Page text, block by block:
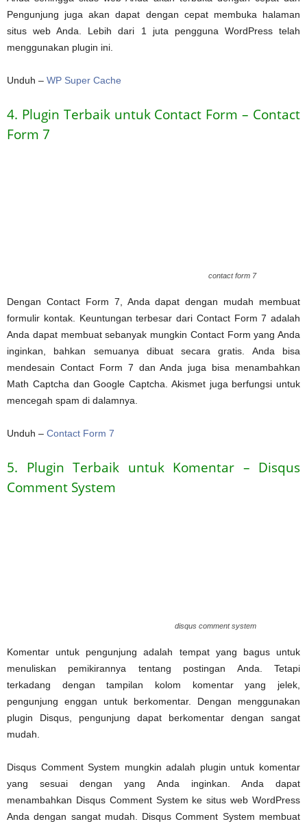
Pengunjung juga akan dapat dengan cepat membuka halaman
situs web Anda. Lebih dari 1 juta pengguna WordPress telah
menggunakan plugin ini.
Unduh – WP Super Cache
4. Plugin Terbaik untuk Contact Form – Contact
Form 7
contact form 7
Dengan Contact Form 7, Anda dapat dengan mudah membuat
formulir kontak. Keuntungan terbesar dari Contact Form 7 adalah
Anda dapat membuat sebanyak mungkin Contact Form yang Anda
inginkan, bahkan semuanya dibuat secara gratis. Anda bisa
mendesain Contact Form 7 dan Anda juga bisa menambahkan
Math Captcha dan Google Captcha. Akismet juga berfungsi untuk
mencegah spam di dalamnya.
Unduh – Contact Form 7
5. Plugin Terbaik untuk Komentar – Disqus
Comment System
disqus comment system
Komentar untuk pengunjung adalah tempat yang bagus untuk
menuliskan pemikirannya tentang postingan Anda. Tetapi
terkadang dengan tampilan kolom komentar yang jelek,
pengunjung enggan untuk berkomentar. Dengan menggunakan
plugin Disqus, pengunjung dapat berkomentar dengan sangat
mudah.
Disqus Comment System mungkin adalah plugin untuk komentar
yang sesuai dengan yang Anda inginkan. Anda dapat
menambahkan Disqus Comment System ke situs web WordPress
Anda dengan sangat mudah. Disqus Comment System membuat